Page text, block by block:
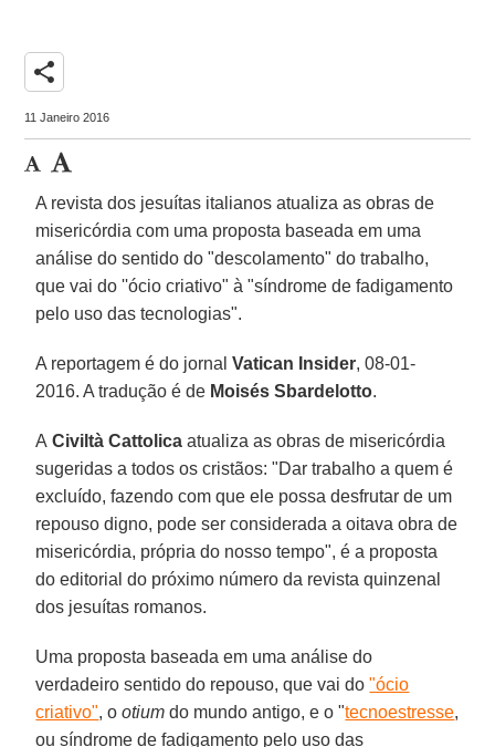
share
11 Janeiro 2016
A revista dos jesuítas italianos atualiza as obras de
misericórdia com uma proposta baseada em uma
análise do sentido do "descolamento" do trabalho,
que vai do ''ócio criativo" à "síndrome de fadigamento
pelo uso das tecnologias".
A reportagem é do jornalVatican Insider, 08-01-
2016. A tradução é de Moisés Sbardelotto.
A Civiltà Cattolica atualiza as obras de misericórdia
sugeridas a todos os cristãos: "Dar trabalho a quem é
excluído, fazendo com que ele possa desfrutar de um
repouso digno, pode ser considerada a oitava obra de
misericórdia, própria do nosso tempo", é a proposta
do editorial do próximo número da revista quinzenal
dos jesuítas romanos.
Uma proposta baseada em uma análise do
verdadeiro sentido do repouso, que vai do"ócio
criativo", ootium do mundo antigo, e o "tecnoestresse,
ou síndrome de fadigamento pelo uso das